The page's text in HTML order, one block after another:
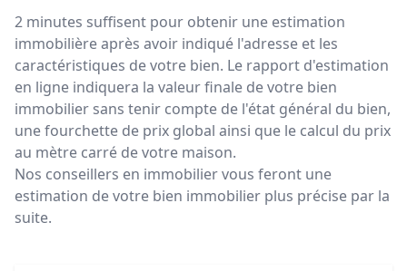
2 minutes suffisent pour obtenir une estimation
immobilière après avoir indiqué l'adresse et les
caractéristiques de votre bien. Le rapport d'estimation
en ligne indiquera la valeur finale de votre bien
immobilier sans tenir compte de l'état général du bien,
une fourchette de prix global ainsi que le calcul du prix
au mètre carré de votre maison.
Nos conseillers en immobilier vous feront une
estimation de votre bien immobilier plus précise par la
suite.